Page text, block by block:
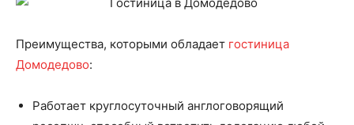
Преимущества, которыми обладает гостиница
Домодедово:
Работает круглосуточный англоговорящий